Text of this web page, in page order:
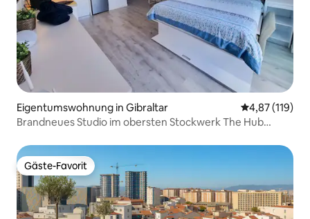
Eigentumswohnung in Gibraltar
4,87 (119)
Brandneues Studio im obersten Stockwerk The Hub
Gäste-Favorit
Gäste-Favorit